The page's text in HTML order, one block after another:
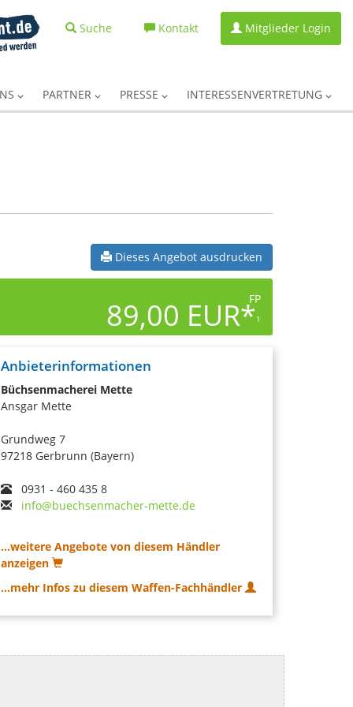
Suche Kontakt Mitglieder Login
PARTNER PRESSE INTERESSENVERTRETUNG
Dieses Angebot ausdrucken
FP
89,00 EUR*1
Anbieterinformationen
Büchsenmacherei Mette
Ansgar Mette
Grundweg 7
97218 Gerbrunn (Bayern)
0931 - 460 435 8
info@buechsenmacher-mette.de
...weitere Angebote von diesem Händler
anzeigen
...mehr Infos zu diesem Waffen-Fachhändler